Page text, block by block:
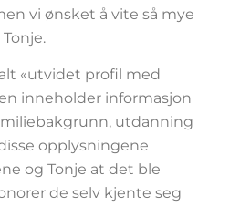
vi ønsket å vite så mye
«utvidet profil med
inneholder informasjon
utdanning
opplysningene
og Tonje at det ble
de selv kjente seg